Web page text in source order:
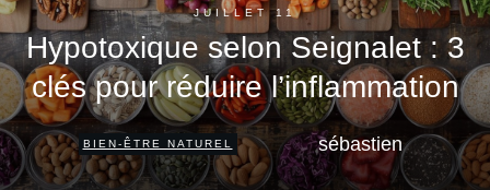
JUILLET 11
Hypotoxique selon Seignalet : 3
clés pour réduire l’inflammation
BIEN-ÊTRE NATUREL sébastien